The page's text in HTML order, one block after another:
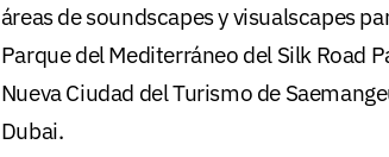
áreas de soundscapes y visualscapes
Parque del Mediterráneo del Silk Road
Nueva Ciudad del Turismo de
Dubai.